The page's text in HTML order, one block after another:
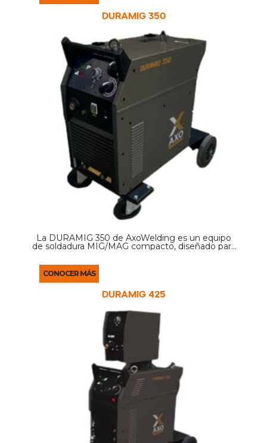
DURAMIG 350
La DURAMIG 350 de AxoWelding es un equipo
de soldadura MIG/MAG compacto, diseñado para
de uso en aplicaciones industriales y
CONOCER MÁS
DURAMIG 425